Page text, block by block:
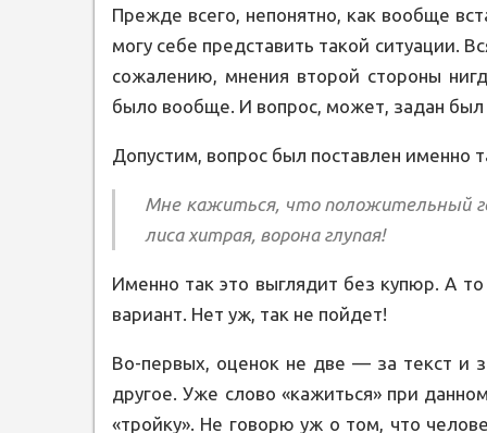
Прежде всего, непонятно, как вообще
могу себе представить такой ситуации.
сожалению, мнения второй стороны
было вообще. И вопрос, может, задан был
Допустим, вопрос был поставлен именно
Мне кажиться, что положительный
лиса хитрая, ворона глупая!
Именно так это выглядит без купюр. А
вариант. Нет уж, так не пойдет!
Во-первых, оценок не две — за текст и
другое. Уже слово «кажиться» при
«тройку». Не говорю уж о том, что